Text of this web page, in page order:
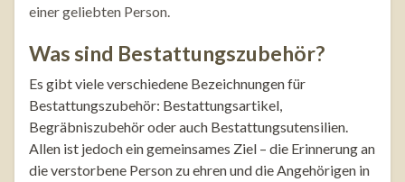
einer geliebten Person.
Was sind Bestattungszubehör?
Es gibt viele verschiedene Bezeichnungen für
Bestattungszubehör: Bestattungsartikel,
Begräbniszubehör oder auch Bestattungsutensilien.
Allen ist jedoch ein gemeinsames Ziel – die Erinnerung an
die verstorbene Person zu ehren und die Angehörigen in